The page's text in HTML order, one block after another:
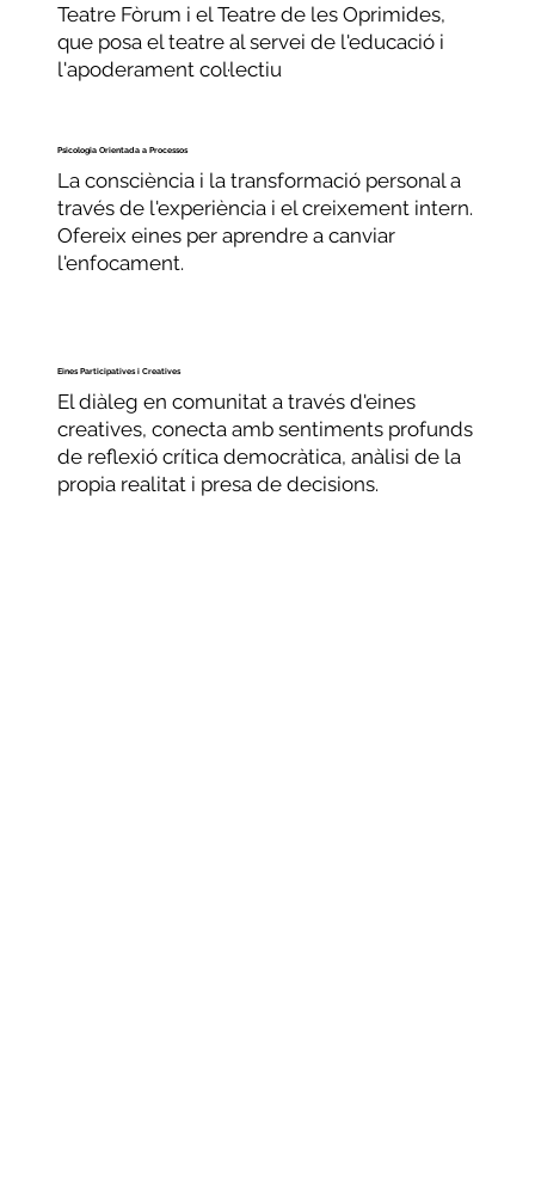
Teatre Fòrum i el Teatre de les Oprimides,
que posa el teatre al servei de l'educació i
l'apoderament col·lectiu
Psicologia Orientada a Processos
La consciència i la transformació personal a
través de l'experiència i el creixement intern.
Ofereix eines per aprendre a canviar
l'enfocament.
Eines Participatives i Creatives
El diàleg en comunitat a través d'eines
creatives, conecta amb sentiments profunds
de reflexió crítica democràtica, anàlisi de la
propia realitat i presa de decisions.